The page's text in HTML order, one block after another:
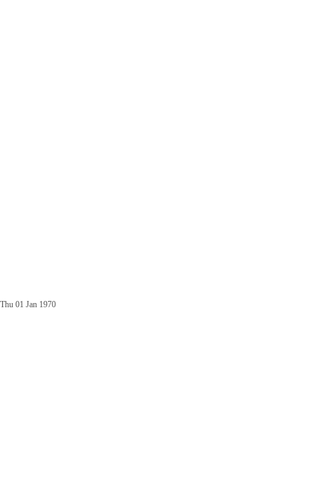
Thu 01 Jan 1970